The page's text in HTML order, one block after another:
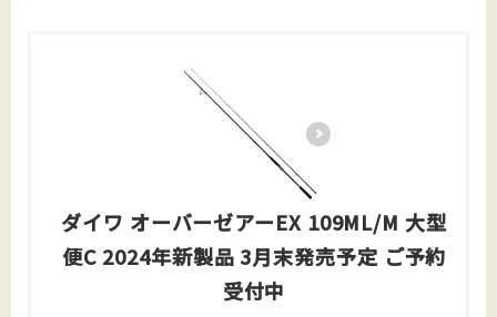
ダイワ オーバーゼアーEX 109ML/M 大型
便C 2024年新製品 3月末発売予定 ご予約
受付中